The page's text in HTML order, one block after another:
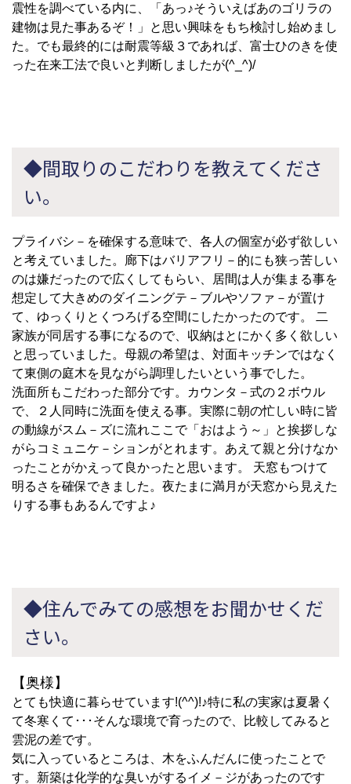
震性を調べている内に、「あっ♪そういえばあのゴリラの
建物は見た事あるぞ！」と思い興味をもち検討し始めまし
た。でも最終的には耐震等級３であれば、富士ひのきを使
った在来工法で良いと判断しましたが(^_^)/
◆間取りのこだわりを教えてくださ
い。
プライバシ－を確保する意味で、各人の個室が必ず欲しい
と考えていました。廊下はバリアフリ－的にも狭っ苦しい
のは嫌だったので広くしてもらい、居間は人が集まる事を
想定して大きめのダイニングテ－ブルやソファ－が置け
て、ゆっくりとくつろげる空間にしたかったのです。 二
家族が同居する事になるので、収納はとにかく多く欲しい
と思っていました。母親の希望は、対面キッチンではなく
て東側の庭木を見ながら調理したいという事でした。
洗面所もこだわった部分です。カウンタ－式の２ボウル
で、２人同時に洗面を使える事。実際に朝の忙しい時に皆
の動線がスム－ズに流れここで「おはよう～」と挨拶しな
がらコミュニケ－ションがとれます。あえて親と分けなか
ったことがかえって良かったと思います。 天窓もつけて
明るさを確保できました。夜たまに満月が天窓から見えた
りする事もあるんですよ♪
◆住んでみての感想をお聞かせくだ
さい。
【奥様】
とても快適に暮らせています!(^^)!♪特に私の実家は夏暑く
て冬寒くて･･･そんな環境で育ったので、比較してみると
雲泥の差です。
気に入っているところは、木をふんだんに使ったことで
す。新築は化学的な臭いがするイメ－ジがあったのです